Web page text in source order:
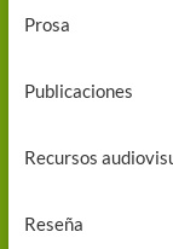
Prosa
Publicaciones
Recursos
Reseña